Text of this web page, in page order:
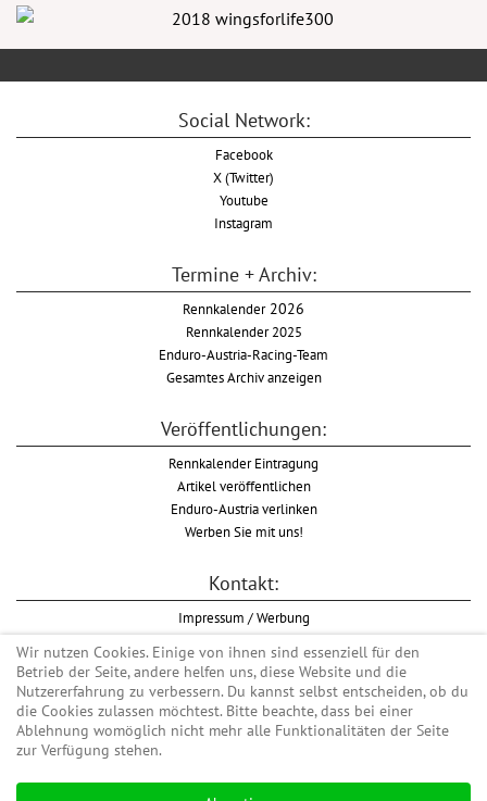
Social Network:
Facebook
X (Twitter)
Youtube
Instagram
Termine + Archiv:
Rennkalender2026
Rennkalender 2025
Enduro-Austria-Racing-Team
Gesamtes Archiv anzeigen
Veröffentlichungen:
Rennkalender Eintragung
Artikel veröffentlichen
Enduro-Austria verlinken
Werben Sie mit uns!
Kontakt:
Impressum / Werbung
Datenschutzinformation
Informationspflicht WKO
AGB
Begriff "Enduro" auf Wikipedia
Wir nutzen Cookies. Einige von ihnen sind essenziell für den
Betrieb der Seite, andere helfen uns, diese Website und die
Nutzererfahrung zu verbessern. Du kannst selbst entscheiden, ob du
die Cookies zulassen möchtest. Bitte beachte, dass bei einer
Ablehnung womöglich nicht mehr alle Funktionalitäten der Seite
zur Verfügung stehen.